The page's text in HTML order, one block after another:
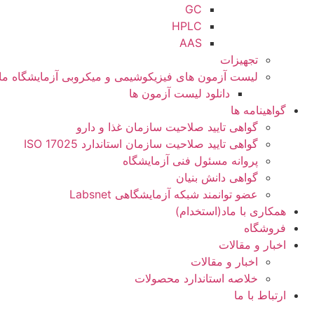
GC
HPLC
AAS
تجهیزات
لیست آزمون های فیزیکوشیمی و میکروبی آزمایشگاه
دانلود لیست آزمون ها
گواهینامه ها
گواهی تایید صلاحیت سازمان غذا و دارو
گواهی تایید صلاحیت سازمان استاندارد ISO 17025
پروانه مسئول فنی آزمایشگاه
گواهی دانش بنیان
عضو توانمند شبکه آزمایشگاهی Labsnet
همکاری با ماد(استخدام)
فروشگاه
اخبار و مقالات
اخبار و مقالات
خلاصه استاندارد محصولات
ارتباط با ما